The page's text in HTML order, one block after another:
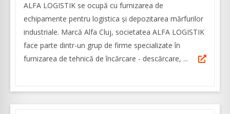
ALFA LOGISTIK se ocupă cu furnizarea de
echipamente pentru logistica și depozitarea mărfurilor
industriale. Marcă Alfa Cluj, societatea ALFA LOGISTIK
face parte dintr-un grup de firme specializate în
furnizarea de tehnică de încărcare - descărcare, ...